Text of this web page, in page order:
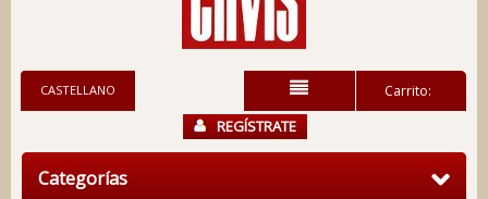
Carrito:
CASTELLANO
REGÍSTRATE
Categorías